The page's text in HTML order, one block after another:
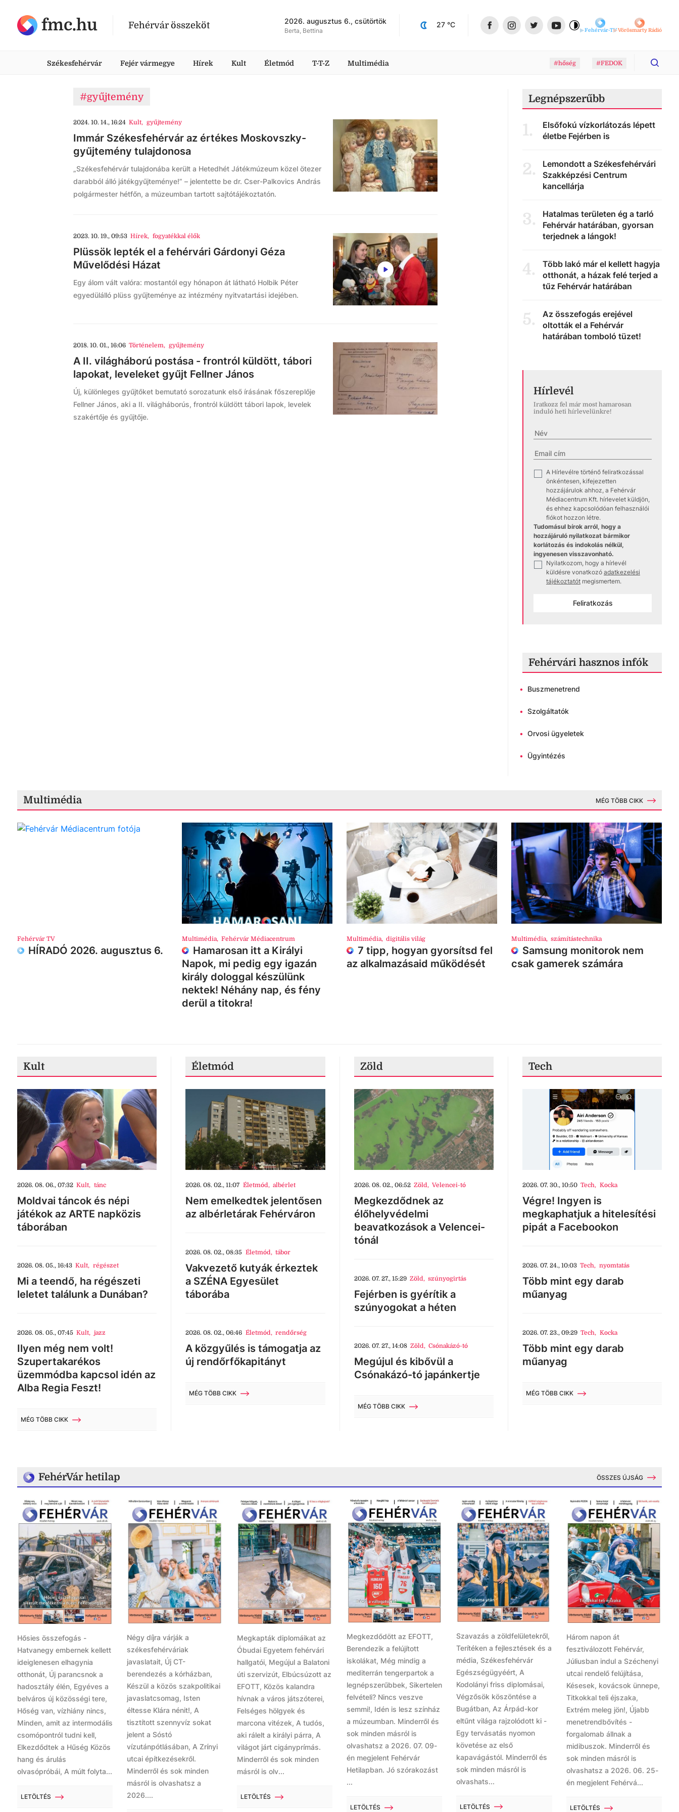
fmc.hu Fehérvár összeköt 2026. augusztus 6., csütörtök
Berta, Bettina
27 °C
Fehérvár-TVVörösmarty Rádió
Székesfehérvár Fejér vármegye Hírek Kult Életmód T-T-Z Multimédia #hőség #FEDOK
#gyűjtemény
2024. 10. 14., 16:24 Kult, gyűjtemény
Immár Székesfehérvár az értékes Moskovszky-
gyűjtemény tulajdonosa
„Székesfehérvár tulajdonába került a Hetedhét Játékmúzeum közel ötezer
darabból álló játékgyűjteménye!” – jelentette be dr. Cser-Palkovics András
polgármester hétfőn, a múzeumban tartott sajtótájékoztatón.
2023. 10. 19., 09:53 Hírek, fogyatékkal élők
Plüssök lepték el a fehérvári Gárdonyi Géza
Művelődési Házat
Egy álom vált valóra: mostantól egy hónapon át látható Holbik Péter
egyedülálló plüss gyűjteménye az intézmény nyitvatartási idejében.
2018. 10. 01., 16:06 Történelem, gyűjtemény
A II. világháború postása - frontról küldött, tábori
lapokat, leveleket gyűjt Fellner János
Új, különleges gyűjtőket bemutató sorozatunk első írásának főszereplője
Fellner János, aki a II. világháborús, frontról küldött tábori lapok, levelek
szakértője és gyűjtője.
Legnépszerűbb
1.
Elsőfokú vízkorlátozás lépett
életbe Fejérben is
2.
Lemondott a Székesfehérvári
Szakképzési Centrum
kancellárja
3.
Hatalmas területen ég a tarló
Fehérvár határában, gyorsan
terjednek a lángok!
4.
Több lakó már el kellett hagyja
otthonát, a házak felé terjed a
tűz Fehérvár határában
5.
Az összefogás erejével
oltották el a Fehérvár
határában tomboló tüzet!
Hírlevél
Iratkozz fel már most hamarosan
induló heti hírlevelünkre!
A Hírlevélre történő feliratkozással
önkéntesen, kifejezetten
hozzájárulok ahhoz, a Fehérvár
Médiacentrum Kft. hírlevelet küldjön,
és ehhez kapcsolódóan felhasználói
fiókot hozzon létre.
Tudomásul bírok arról, hogy a
hozzájáruló nyilatkozat bármikor
korlátozás és indokolás nélkül,
ingyenesen visszavonható.
Nyilatkozom, hogy a hírlevél
küldésre vonatkozó adatkezelési
tájékoztatót megismertem.
Feliratkozás
Fehérvári hasznos infók
• Buszmenetrend
• Szolgáltatók
• Orvosi ügyeletek
• Ügyintézés
Multimédia MÉG TÖBB CIKK
Fehérvár TV
HÍRADÓ 2026. augusztus 6.
Multimédia, Fehérvár Médiacentrum
Hamarosan itt a Királyi
Napok, mi pedig egy igazán
király dologgal készülünk
nektek! Néhány nap, és fény
derül a titokra!
Multimédia, digitális világ
7 tipp, hogyan gyorsítsd fel
az alkalmazásaid működését
Multimédia, számítástechnika
Samsung monitorok nem
csak gamerek számára
Kult
2026. 08. 06., 07:32 Kult, tánc
Moldvai táncok és népi
játékok az ARTE napközis
táborában
2026. 08. 05., 16:43 Kult, régészet
Mi a teendő, ha régészeti
leletet találunk a Dunában?
2026. 08. 05., 07:45 Kult, jazz
Ilyen még nem volt!
Szupertakarékos
üzemmódba kapcsol idén az
Alba Regia Feszt!
MÉG TÖBB CIKK
Életmód
2026. 08. 02., 11:07 Életmód, albérlet
Nem emelkedtek jelentősen
az albérletárak Fehérváron
2026. 08. 02., 08:35 Életmód, tábor
Vakvezető kutyák érkeztek
a SZÉNA Egyesület
táborába
2026. 08. 02., 06:46 Életmód, rendőrség
A közgyűlés is támogatja az
új rendőrfőkapitányt
MÉG TÖBB CIKK
Zöld
2026. 08. 02., 06:52 Zöld, Velencei-tó
Megkezdődnek az
élőhelyvédelmi
beavatkozások a Velencei-
tónál
2026. 07. 27., 15:29 Zöld, szúnyogirtás
Fejérben is gyérítik a
szúnyogokat a héten
2026. 07. 27., 14:08 Zöld, Csónakázó-tó
Megújul és kibővül a
Csónakázó-tó japánkertje
MÉG TÖBB CIKK
Tech
2026. 07. 30., 10:50 Tech, Kocka
Végre! Ingyen is
megkaphatjuk a hitelesítési
pipát a Facebookon
2026. 07. 24., 10:03 Tech, nyomtatás
Több mint egy darab
műanyag
2026. 07. 23., 09:29 Tech, Kocka
Több mint egy darab
műanyag
MÉG TÖBB CIKK
FehérVár hetilap ÖSSZES ÚJSÁG
Hősies összefogás -
Hatvanegy embernek kellett
ideiglenesen elhagynia
otthonát, Új parancsnok a
hadosztály élén, Egyéves a
belváros új közösségi tere,
Hőség van, vízhiány nincs,
Minden, amit az intermodális
csomópontról tudni kell,
Elkezdődtek a Hűség Közös
hang és árulás
olvasópróbái, A múlt folyta...
LETÖLTÉS
Négy díjra várják a
székesfehérváriak
javaslatait, Új CT-
berendezés a kórházban,
Készül a közös szakpolitikai
javaslatcsomag, Isten
éltesse Klára nénit!, A
tisztított szennyvíz sokat
jelent a Sóstó
vízutánpótlásában, A Zrínyi
utcai építkezésekről.
Minderről és sok minden
másról is olvashatsz a
2026....
Megkapták diplomáikat az
Óbudai Egyetem fehérvári
hallgatói, Megújul a Balatoni
úti szervizút, Elbúcsúzott az
EFOTT, Közös kalandra
hívnak a város játszóterei,
Felséges hölgyek és
marcona vitézek, A tudós,
aki rálelt a királyi párra, A
világot járt cigányprímás.
Minderről és sok minden
másról is olv...
LETÖLTÉS
Megkezdődött az EFOTT,
Berendezik a felújított
iskolákat, Még mindig a
mediterrán tengerpartok a
legnépszerűbbek, Sikertelen
felvételi? Nincs veszve
semmi!, Idén is lesz színház
a múzeumban. Minderről és
sok minden másról is
olvashatsz a 2026. 07. 09-
én megjelent Fehérvár
Hetilapban. Jó szórakozást
...
LETÖLTÉS
Szavazás a zöldfelületekről,
Terítéken a fejlesztések és a
média, Székesfehérvár
Egészségügyéért, A
Kodolányi friss diplomásai,
Végzősök köszöntése a
Bugátban, Az Árpád-kor
eltűnt világa rajzolódott ki -
Egy tervásatás nyomon
követése az első
kapavágástól. Minderről és
sok minden másról is
olvashats...
LETÖLTÉS
Három napon át
fesztiválozott Fehérvár,
Júliusban indul a Széchenyi
utcai rendelő felújítása,
Késesek, kovácsok ünnepe,
Titkokkal teli éjszaka,
Extrém meleg jön!, Újabb
menetrendbővítés -
forgalomab állnak a
midibuszok. Minderről és
sok minden másról is
olvashatsz a 2026. 06. 25-
én megjelent Fehérvá...
LETÖLTÉS